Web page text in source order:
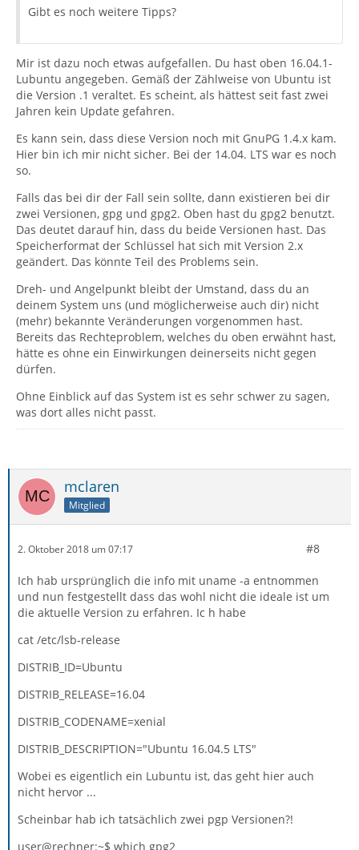
2018-09-29 10:43:52.982 [DEBUG] windows.jsm:
Gibt es noch weitere Tipps?
Mir ist dazu noch etwas aufgefallen. Du hast oben 16.04.1-
Lubuntu angegeben. Gemäß der Zählweise von Ubuntu ist
die Version .1 veraltet. Es scheint, als hättest seit fast zwei
Jahren kein Update gefahren.
Es kann sein, dass diese Version noch mit GnuPG 1.4.x kam.
Hier bin ich mir nicht sicher. Bei der 14.04. LTS war es noch
so.
Falls das bei dir der Fall sein sollte, dann existieren bei dir
zwei Versionen, gpg und gpg2. Oben hast du gpg2 benutzt.
Das deutet darauf hin, dass du beide Versionen hast. Das
Speicherformat der Schlüssel hat sich mit Version 2.x
geändert. Das könnte Teil des Problems sein.
Dreh- und Angelpunkt bleibt der Umstand, dass du an
deinem System uns (und möglicherweise auch dir) nicht
(mehr) bekannte Veränderungen vorgenommen hast.
Bereits das Rechteproblem, welches du oben erwähnt hast,
hätte es ohne ein Einwirkungen deinerseits nicht gegen
dürfen.
Ohne Einblick auf das System ist es sehr schwer zu sagen,
was dort alles nicht passt.
mclaren
Mitglied
2. Oktober 2018 um 07:17 #8
Ich hab ursprünglich die info mit uname -a entnommen
und nun festgestellt dass das wohl nicht die ideale ist um
die aktuelle Version zu erfahren. Ic h habe
cat /etc/lsb-release
DISTRIB_ID=Ubuntu
DISTRIB_RELEASE=16.04
DISTRIB_CODENAME=xenial
DISTRIB_DESCRIPTION="Ubuntu 16.04.5 LTS"
Wobei es eigentlich ein Lubuntu ist, das geht hier auch
nicht hervor ...
Scheinbar hab ich tatsächlich zwei pgp Versionen?!
user@rechner:~$ which gpg2